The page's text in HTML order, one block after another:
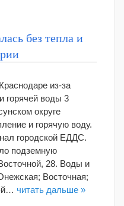
без тепла и
из-за
горячей воды 3
округе
и горячую воду.
городской ЕДДС.
подземную
28. Воды и
Восточная;
й… читать дальше »